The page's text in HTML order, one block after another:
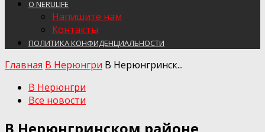
О NERULIFE
Напишите нам
Контакты
ПОЛИТИКА КОНФИДЕНЦИАЛЬНОСТИ
Главная В Нерюнгри В Нерюнгринск...
В Нерюнгри
Все новости